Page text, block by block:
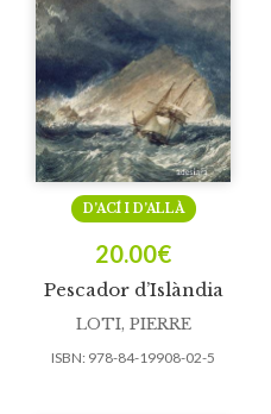
Pescador d’Islàndia
D’ACÍ I D’ALLÀ
20.00€
LOTI, PIERRE
ISBN: 978-84-19908-02-5